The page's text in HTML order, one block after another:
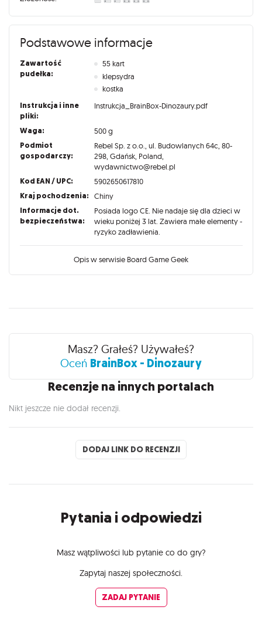
Podstawowe informacje
Zawartość
pudełka:
55 kart
klepsydra
kostka
Instrukcja i inne
pliki:
Instrukcja_BrainBox-Dinozaury.pdf
Waga: 500 g
Podmiot
gospodarczy:
Rebel Sp. z o.o., ul. Budowlanych 64c, 80-
298, Gdańsk, Poland,
wydawnictwo@rebel.pl
Kod EAN / UPC: 5902650617810
Kraj pochodzenia: Chiny
Informacje dot.
bezpieczeństwa:
Posiada logo CE. Nie nadaje się dla dzieci w
wieku poniżej 3 lat. Zawiera małe elementy -
ryzyko zadławienia.
Opis w serwisie Board Game Geek
Recenzje
Masz? Grałeś? Używałeś?
Oceń BrainBox - Dinozaury
Recenzje na innych portalach
Nikt jeszcze nie dodał recenzji.
DODAJ LINK DO RECENZJI
Pytania i odpowiedzi
Masz wątpliwości lub pytanie co do gry?
Zapytaj naszej społeczności.
ZADAJ PYTANIE